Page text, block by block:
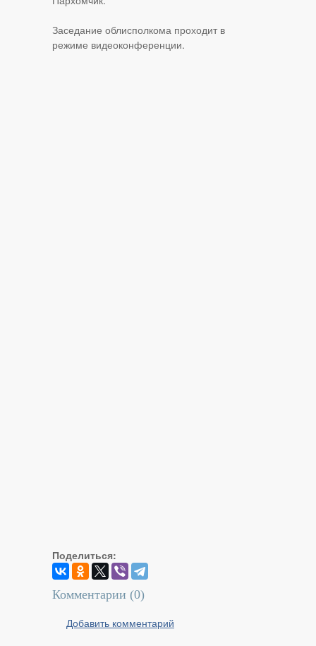
Заседание облисполкома проходит в
режиме видеоконференции.
Поделиться:
Комментарии (0)
Добавить комментарий